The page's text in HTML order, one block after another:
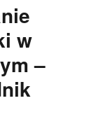
w
–